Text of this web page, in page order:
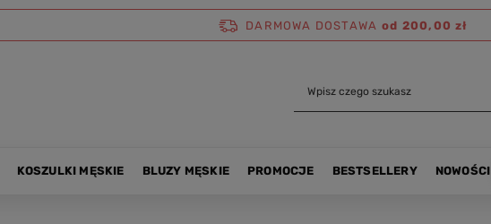
DARMOWA DOSTAWA od 200,00 zł
KOSZULKI MĘSKIE BLUZY MĘSKIE PROMOCJE BESTSELLERY NOWOŚCI